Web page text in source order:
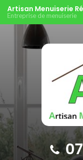
Aller
au
contenu
principal
Artisan Menuiserie
Entreprise de menuiserie